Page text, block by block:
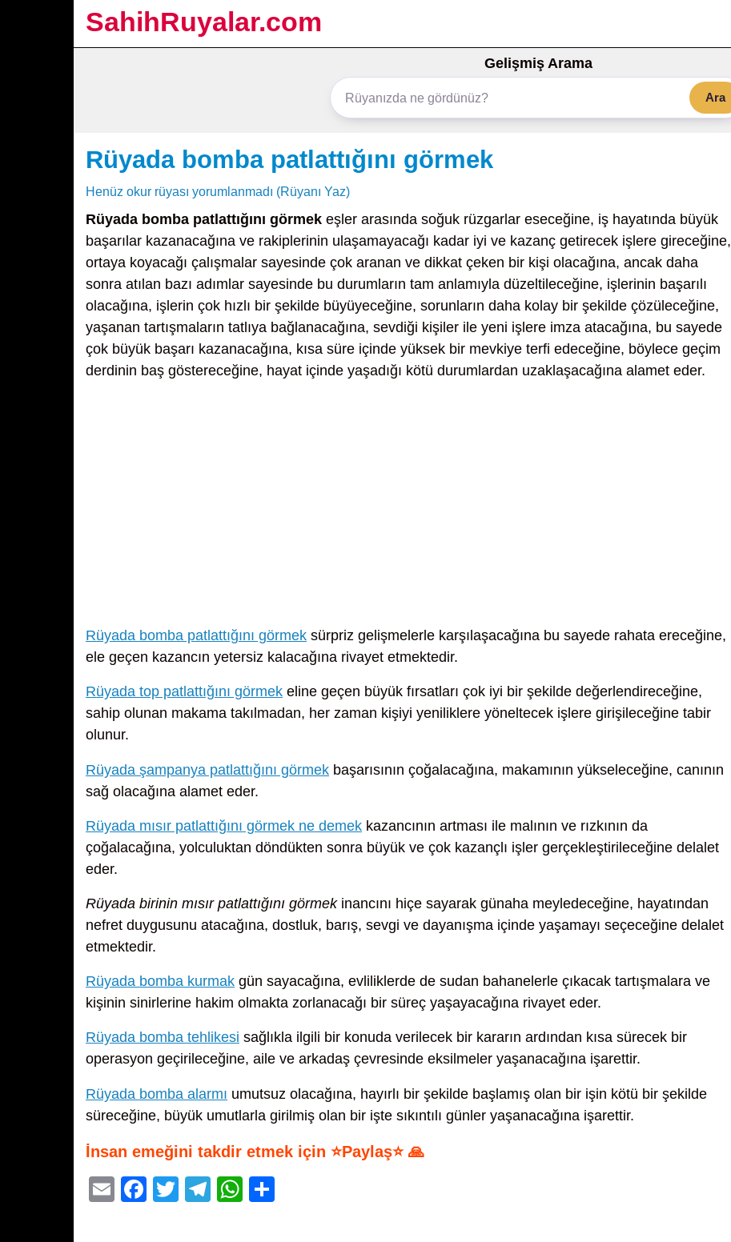
SahihRuyalar.com
Gelişmiş Arama
Ara
Rüyada bomba patlattığını görmek
Henüz okur rüyası yorumlanmadı (Rüyanı Yaz)
Rüyada bomba patlattığını görmek eşler arasında soğuk rüzgarlar eseceğine, iş hayatında büyük
başarılar kazanacağına ve rakiplerinin ulaşamayacağı kadar iyi ve kazanç getirecek işlere gireceğine,
ortaya koyacağı çalışmalar sayesinde çok aranan ve dikkat çeken bir kişi olacağına, ancak daha
sonra atılan bazı adımlar sayesinde bu durumların tam anlamıyla düzeltileceğine, işlerinin başarılı
olacağına, işlerin çok hızlı bir şekilde büyüyeceğine, sorunların daha kolay bir şekilde çözüleceğine,
yaşanan tartışmaların tatlıya bağlanacağına, sevdiği kişiler ile yeni işlere imza atacağına, bu sayede
çok büyük başarı kazanacağına, kısa süre içinde yüksek bir mevkiye terfi edeceğine, böylece geçim
derdinin baş göstereceğine, hayat içinde yaşadığı kötü durumlardan uzaklaşacağına alamet eder.
Rüyada bomba patlattığını görmek sürpriz gelişmelerle karşılaşacağına bu sayede rahata ereceğine,
ele geçen kazancın yetersiz kalacağına rivayet etmektedir.
Rüyada top patlattığını görmek eline geçen büyük fırsatları çok iyi bir şekilde değerlendireceğine,
sahip olunan makama takılmadan, her zaman kişiyi yeniliklere yöneltecek işlere girişileceğine tabir
olunur.
Rüyada şampanya patlattığını görmek başarısının çoğalacağına, makamının yükseleceğine, canının
sağ olacağına alamet eder.
Rüyada mısır patlattığını görmek ne demek kazancının artması ile malının ve rızkının da
çoğalacağına, yolculuktan döndükten sonra büyük ve çok kazançlı işler gerçekleştirileceğine delalet
eder.
Rüyada birinin mısır patlattığını görmekinancını hiçe sayarak günaha meyledeceğine, hayatından
nefret duygusunu atacağına, dostluk, barış, sevgi ve dayanışma içinde yaşamayı seçeceğine delalet
etmektedir.
Rüyada bomba kurmak gün sayacağına, evliliklerde de sudan bahanelerle çıkacak tartışmalara ve
kişinin sinirlerine hakim olmakta zorlanacağı bir süreç yaşayacağına rivayet eder.
Rüyada bomba tehlikesi sağlıkla ilgili bir konuda verilecek bir kararın ardından kısa sürecek bir
operasyon geçirileceğine, aile ve arkadaş çevresinde eksilmeler yaşanacağına işarettir.
Rüyada bomba alarmı umutsuz olacağına, hayırlı bir şekilde başlamış olan bir işin kötü bir şekilde
süreceğine, büyük umutlarla girilmiş olan bir işte sıkıntılı günler yaşanacağına işarettir.
İnsan emeğini takdir etmek için ⭐Paylaş⭐ 🙏
E
F
T
T
W